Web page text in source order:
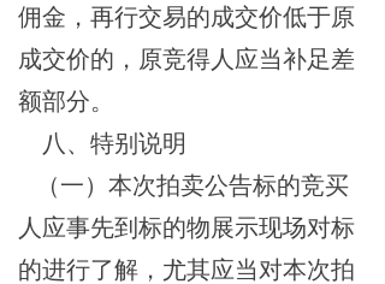
佣金，再行交易的成交价低于原
成交价的，原竞得人应当补足差
额部分。
八、特别说明
（一） 本次拍卖公告标的竞买
人应事先到标的物展示现场对标
的进行了解，尤其应当对本次拍